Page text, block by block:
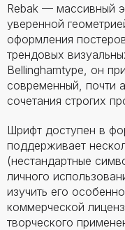
Rebak — массивный
уверенной
оформления
трендовых
Bellinghamtype, он
современный, почти
сочетания строгих
Шрифт доступен в
поддерживает
(нестандартные
личного
изучить его
коммерческой
творческого